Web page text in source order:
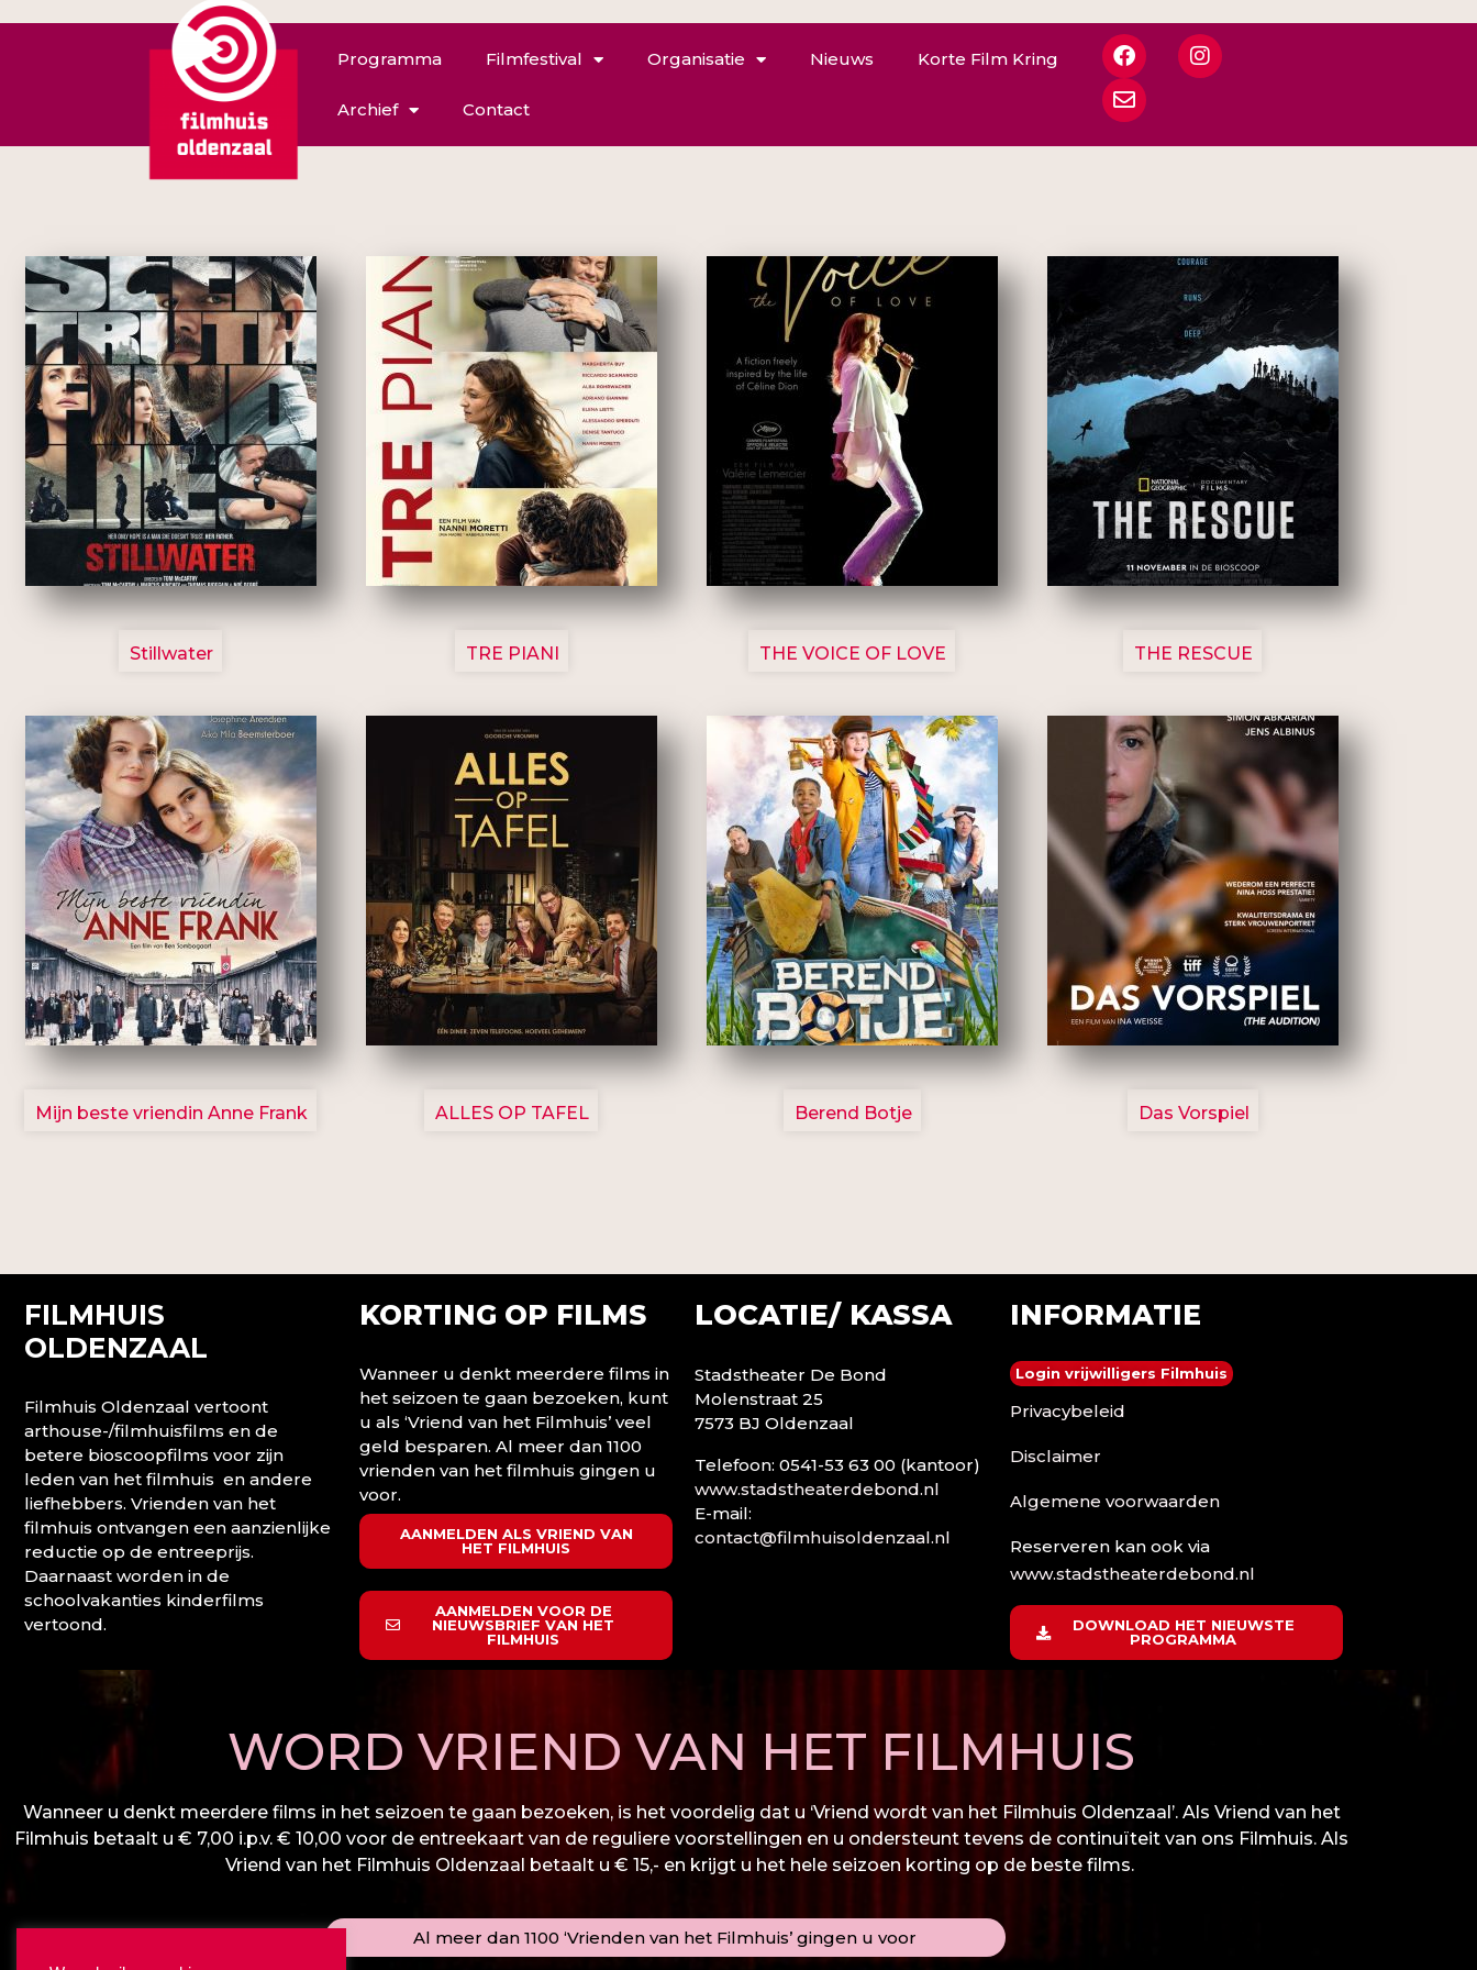
Programma Filmfestival Organisatie Nieuws Korte Film Kring
Archief Contact
3123
Stillwater
3129
TRE PIANI
3135
THE VOICE OF LOVE
3148
THE RESCUE
2757
Mijn beste vriendin Anne Frank
3154
ALLES OP TAFEL
2799
Berend Botje
2777
Das Vorspiel
FILMHUIS
OLDENZAAL
Filmhuis Oldenzaal vertoont
arthouse-/filmhuisfilms en de
betere bioscoopfilms voor zijn
leden van het filmhuis en andere
liefhebbers. Vrienden van het
filmhuis ontvangen een aanzienlijke
reductie op de entreeprijs.
Daarnaast worden in de
schoolvakanties kinderfilms
vertoond.
KORTING OP FILMS
Wanneer u denkt meerdere films in
het seizoen te gaan bezoeken, kunt
u als ‘Vriend van het Filmhuis’ veel
geld besparen. Al meer dan 1100
vrienden van het filmhuis gingen u
voor.
AANMELDEN ALS VRIEND VAN
HET FILMHUIS
AANMELDEN VOOR DE
NIEUWSBRIEF VAN HET
FILMHUIS
WORD VRIEND VAN HET FILMHUIS
Wanneer u denkt meerdere films in het seizoen te gaan bezoeken, is het voordelig dat u ‘Vriend wordt van het Filmhuis Oldenzaal’. Als Vriend van het
Filmhuis betaalt u € 7,00 i.p.v. € 10,00 voor de entreekaart van de reguliere voorstellingen en u ondersteunt tevens de continuïteit van ons Filmhuis. Als
Vriend van het Filmhuis Oldenzaal betaalt u € 15,- en krijgt u het hele seizoen korting op de beste films.
Al meer dan 1100 ‘Vrienden van het Filmhuis’ gingen u voor
LOCATIE/ KASSA
Stadstheater De Bond
Molenstraat 25
7573 BJ Oldenzaal
Telefoon: 0541-53 63 00 (kantoor)
www.stadstheaterdebond.nl
E-mail:
contact@filmhuisoldenzaal.nl
INFORMATIE
Login vrijwilligers Filmhuis
Privacybeleid
Disclaimer
Algemene voorwaarden
Reserveren kan ook via
www.stadstheaterdebond.nl
DOWNLOAD HET NIEUWSTE
PROGRAMMA